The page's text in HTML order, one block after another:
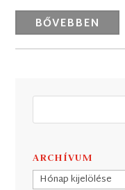
BŐVEBBEN
ARCHÍVUM
Archívum